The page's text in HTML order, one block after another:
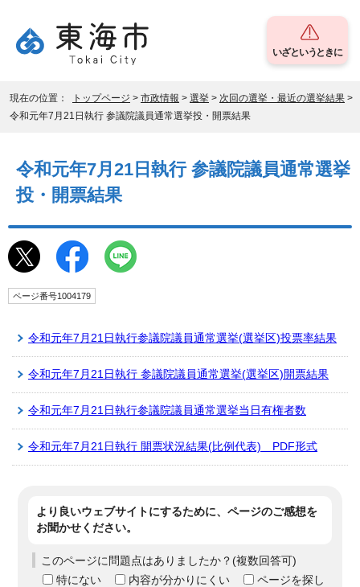
いざというときに
現在の位置： トップページ > 市政情報 > 選挙 > 次回の選挙・最近の選挙結果 >
令和元年7月21日執行 参議院議員通常選挙投・開票結果
令和元年7月21日執行 参議院議員通常選挙
投・開票結果
ページ番号1004179
令和元年7月21日執行参議院議員通常選挙(選挙区)投票率結果
令和元年7月21日執行 参議院議員通常選挙(選挙区)開票結果
令和元年7月21日執行参議院議員通常選挙当日有権者数
令和元年7月21日執行 開票状況結果(比例代表) PDF形式
より良いウェブサイトにするために、ページのご感想を
お聞かせください。
このページに問題点はありましたか？(複数回答可)
特にない
内容が分かりにくい
ページを探し